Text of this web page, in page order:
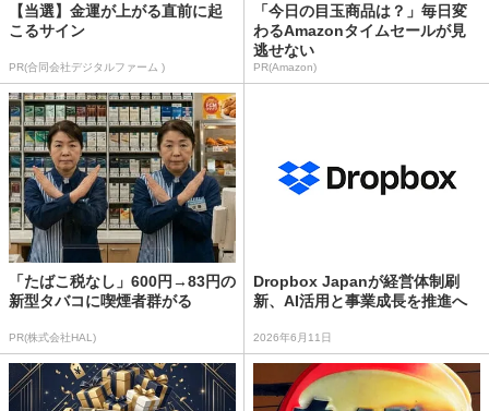
【当選】金運が上がる直前に起
こるサイン
PR(合同会社デジタルファーム )
「今日の目玉商品は？」毎日変
わるAmazonタイムセールが見
逃せない
PR(Amazon)
「たばこ税なし」600円→83円の
新型タバコに喫煙者群がる
PR(株式会社HAL)
Dropbox Japanが経営体制刷
新、AI活用と事業成長を推進へ
2026年6月11日